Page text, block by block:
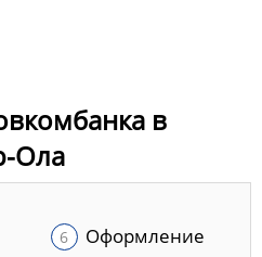
в
Ола
Оформление